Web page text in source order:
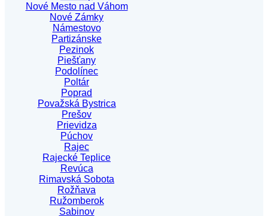
Nové Mesto nad Váhom
Nové Zámky
Námestovo
Partizánske
Pezinok
Piešťany
Podolínec
Poltár
Poprad
Považská Bystrica
Prešov
Prievidza
Púchov
Rajec
Rajecké Teplice
Revúca
Rimavská Sobota
Rožňava
Ružomberok
Sabinov